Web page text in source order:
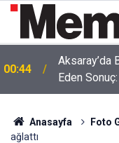
00:44
Eden
00:41 Polatlı-
Anasayfa Foto
ağlattı